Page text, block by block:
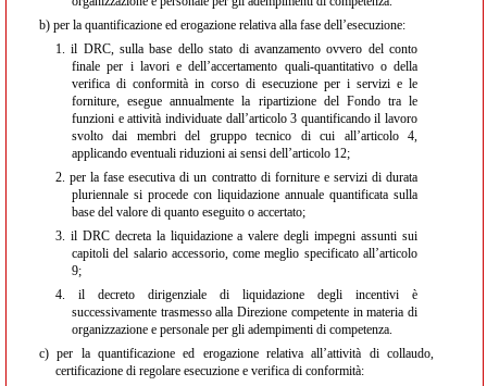
b) per la quantificazione ed erogazione relativa alla fase dell’esecuzione:
1. il DRC, sulla base dello stato di avanzamento ovvero del conto
finale per i lavori e dell’accertamento quali-quantitativo o della
verifica di conformità in corso di esecuzione per i servizi e le
forniture, esegue annualmente la ripartizione del Fondo tra le
funzioni e attività individuate dall’articolo 3 quantificando il lavoro
svolto dai membri del gruppo tecnico di cui all’articolo 4,
applicando eventuali riduzioni ai sensi dell’articolo 12;
2. per la fase esecutiva di un contratto di forniture e servizi di durata
pluriennale si procede con liquidazione annuale quantificata sulla
base del valore di quanto eseguito o accertato;
3. il DRC decreta la liquidazione a valere degli impegni assunti sui
capitoli del salario accessorio, come meglio specificato all’articolo
9;
4. il decreto dirigenziale di liquidazione degli incentivi è
successivamente trasmesso alla Direzione competente in materia di
organizzazione e personale per gli adempimenti di competenza.
c) per la quantificazione ed erogazione relativa all’attività di collaudo,
certificazione di regolare esecuzione e verifica di conformità: